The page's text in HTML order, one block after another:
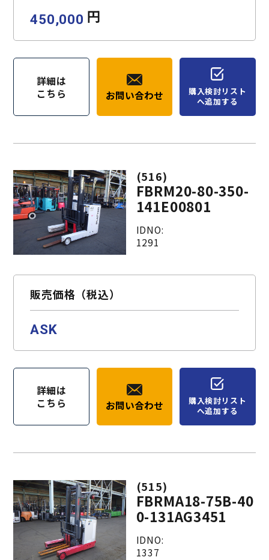
450,000 円
詳細は
こちら
お問い合わせ
購入検討リスト
へ追加する
(516)
FBRM20-80-350-
141E00801
IDNO:
1291
販売価格（税込）
ASK
詳細は
こちら
お問い合わせ
購入検討リスト
へ追加する
(515)
FBRMA18-75B-40
0-131AG3451
IDNO:
1337